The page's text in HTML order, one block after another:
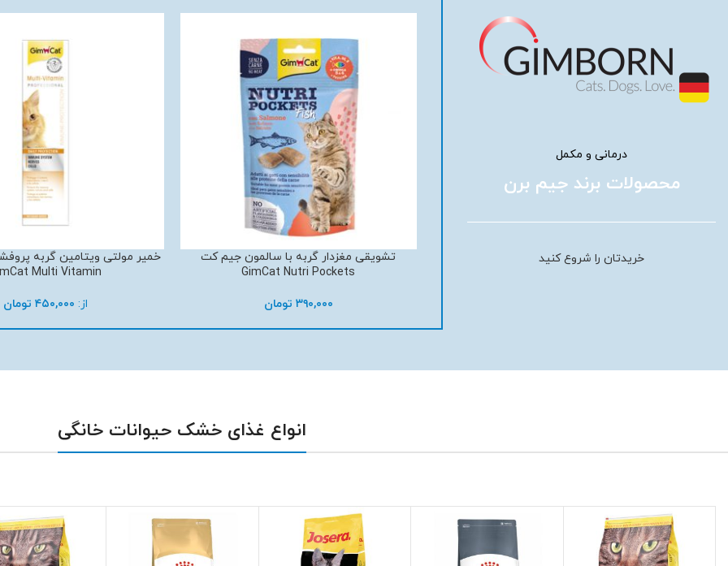
درمانی و مکمل
محصولات برند جیم برن
خریدتان را شروع کنید
خمیر بیوتین گربه با پنیر جیم کت – GimCat
انتخاب گزینه ها
کنسرو سگ با مرغ و گوشت بره جیم داگ –
افزودن به سبد خرید
خمیر مکمل بچه گربه جیم کت – GimCat Kitten
افزودن به
تشویقی
انواع غذای خشک حیوانات خانگی